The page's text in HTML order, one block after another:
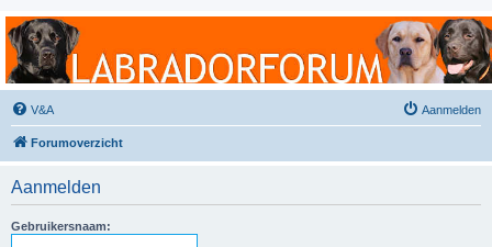
Labradorforum
Het gezelligste Labradorforum van Nederland en België!
V&A Aanmelden
Forumoverzicht
Aanmelden
Gebruikersnaam: